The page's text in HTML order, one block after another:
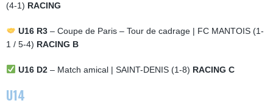
(4-1) RACING
U16 R3– Coupe de Paris – Tour de cadrage | FC MANTOIS (1-
1 / 5-4) RACING B
U16 D2– Match amical | SAINT-DENIS (1-8) RACING C
U14